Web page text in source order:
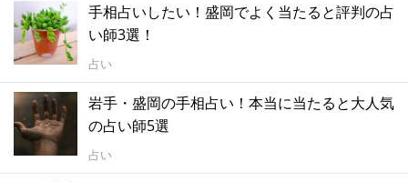
手相占いしたい！盛岡でよく当たると評判の占
い師3選！
占い
岩手・盛岡の手相占い！本当に当たると大人気
の占い師5選
占い